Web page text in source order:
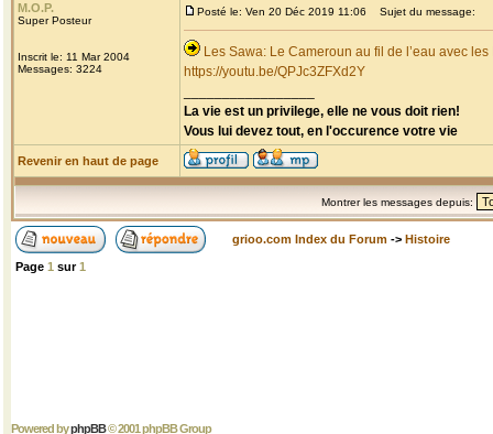
M.O.P.
Super Posteur
Inscrit le: 11 Mar 2004
Messages: 3224
Posté le: Ven 20 Déc 2019 11:06 Sujet du message:
Les Sawa: Le Cameroun au fil de l’eau avec
https://youtu.be/QPJc3ZFXd2Y
La vie est un privilege, elle ne vous doit rien!
Vous lui devez tout, en l'occurence votre vie
Revenir en haut de page
Montrer les messages depuis:
grioo.com Index du Forum -> Histoire
Page 1 sur1
Powered byphpBB© 2001 phpBB Group